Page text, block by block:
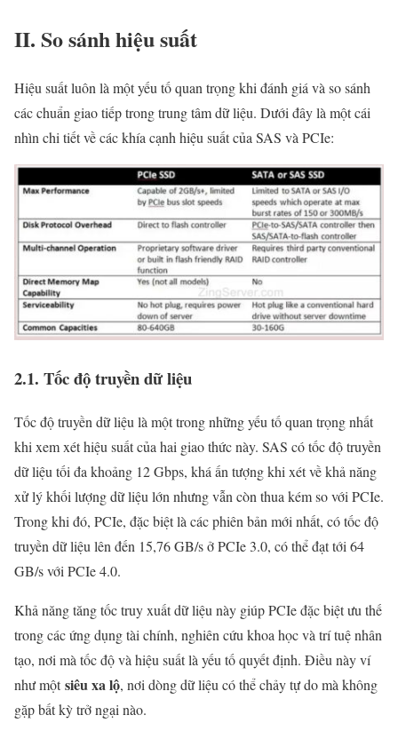
II. So sánh hiệu suất
Hiệu suất luôn là một yếu tố quan trọng khi đánh giá và so sánh
các chuẩn giao tiếp trong trung tâm dữ liệu. Dưới đây là một cái
nhìn chi tiết về các khía cạnh hiệu suất của SAS và PCIe:
2.1. Tốc độ truyền dữ liệu
Tốc độ truyền dữ liệu là một trong những yếu tố quan trọng nhất
khi xem xét hiệu suất của hai giao thức này. SAS có tốc độ truyền
dữ liệu tối đa khoảng 12 Gbps, khá ấn tượng khi xét về khả năng
xử lý khối lượng dữ liệu lớn nhưng vẫn còn thua kém so với PCIe.
Trong khi đó, PCIe, đặc biệt là các phiên bản mới nhất, có tốc độ
truyền dữ liệu lên đến 15,76 GB/s ở PCIe 3.0, có thể đạt tới 64
GB/s với PCIe 4.0.
Khả năng tăng tốc truy xuất dữ liệu này giúp PCIe đặc biệt ưu thế
trong các ứng dụng tài chính, nghiên cứu khoa học và trí tuệ nhân
tạo, nơi mà tốc độ và hiệu suất là yếu tố quyết định. Điều này ví
như mộtsiêu xa lộ, nơi dòng dữ liệu có thể chảy tự do mà không
gặp bất kỳ trở ngại nào.